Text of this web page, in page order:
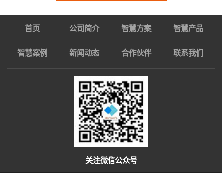
首页 公司简介 智慧方案 智慧产品
智慧案例 新闻动态 合作伙伴 联系我们
关注微信公众号